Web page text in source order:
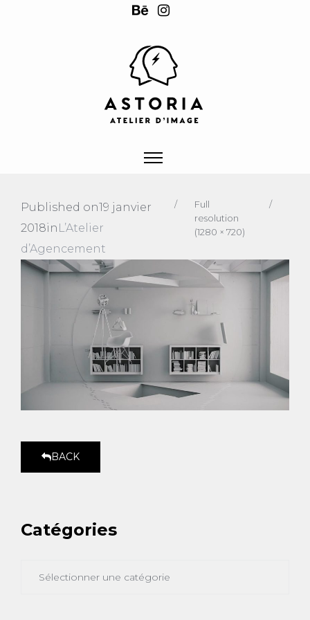
Published on19 janvier
2018in L’Atelier
d’Agencement
/
Full
resolution
(1280 × 720)
/
BACK
Catégories